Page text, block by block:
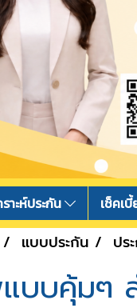
ราะห์ประกัน เช็คเ
แบบประกัน ปร
บบคุ้มๆ